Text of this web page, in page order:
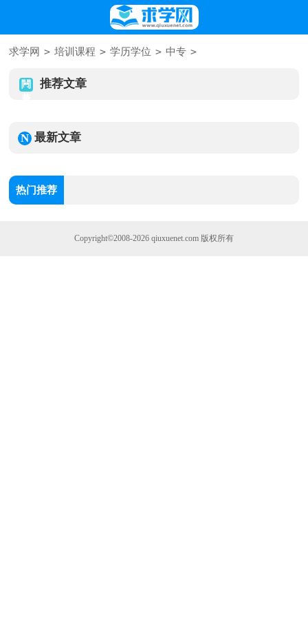
求学网 > 培训课程 > 学历学位 > 中专 >
推荐文章
最新文章
热门推荐
Copyright©2008-2026 qiuxuenet.com 版权所有